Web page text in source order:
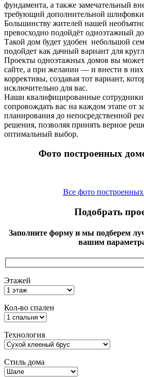
фундамента, а также замечательный
требующий дополнительной шлифовки
Большинству жителей нашей
превосходно подойдёт одноэтажный
Такой дом будет удобен небольшой
подойдет как дачный вариант для
Проекты одноэтажных домов вы
сайте, а при желании — и внести в
коррективы, создавая тот вариант,
исключительно для вас.
Наши квалифицированные сотрудники
сопровождать вас на каждом этапе от
планирования до непосредственной
решения, позволяя принять верное
оптимальный выбор.
Фото построенных
Все фото
Подобрать
Заполните форму и мы подберем
вашим
Этажей
Кол-во спален
Технология
Стиль дома